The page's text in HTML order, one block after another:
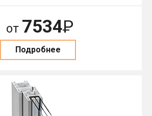
от 7534Р
Подробнее